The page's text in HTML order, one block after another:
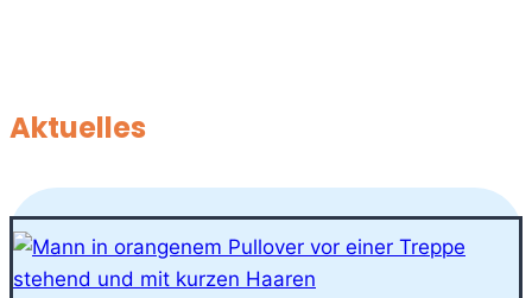
Aktuelles